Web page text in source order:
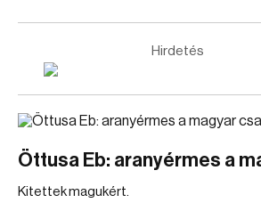
Hirdetés
Öttusa Eb: aranyérmes a
Kitettek magukért.